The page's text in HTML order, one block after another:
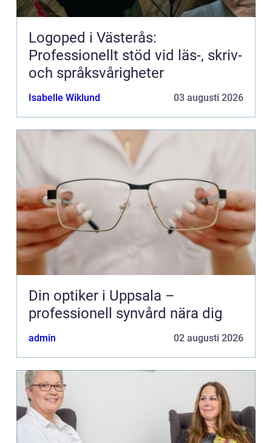
Logoped i Västerås:
Professionellt stöd vid läs-, skriv-
och språksvårigheter
Isabelle Wiklund 03 augusti 2026
Din optiker i Uppsala –
professionell synvård nära dig
admin 02 augusti 2026